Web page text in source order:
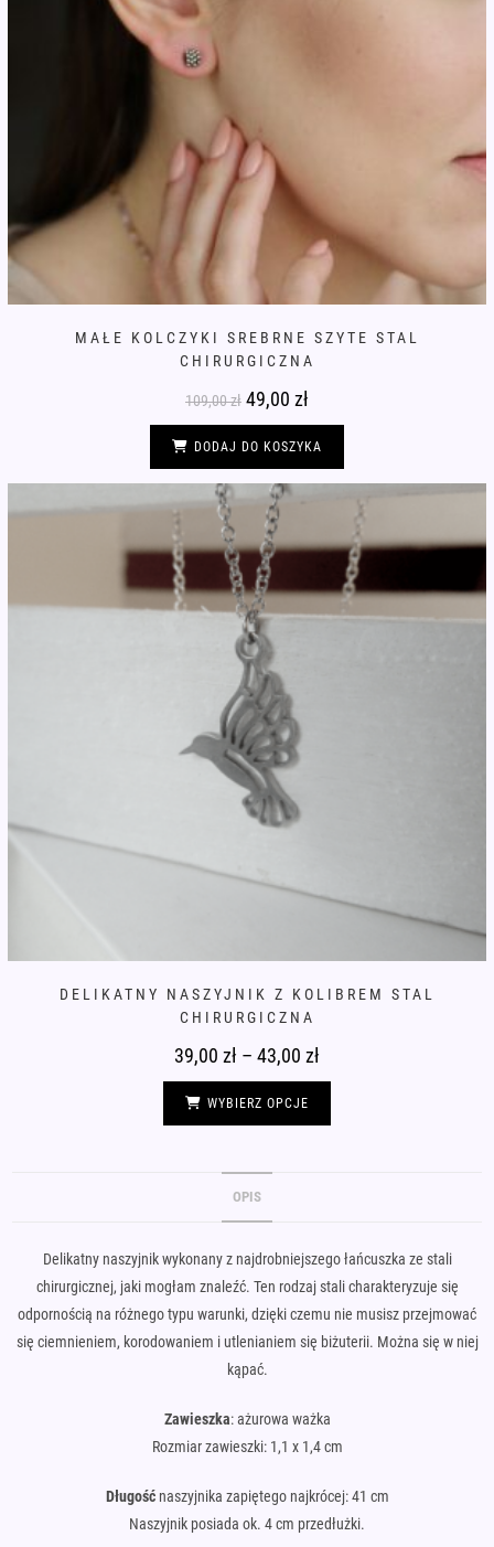
MAŁE KOLCZYKI SREBRNE SZYTE STAL
CHIRURGICZNA
109,00zł Pierwotna
cena
wynosiła:
109,00 zł.
49,00 zł
wynosi:
49,00 zł.
DODAJ DO KOSZYKA
DELIKATNY NASZYJNIK Z KOLIBREM STAL
CHIRURGICZNA
39,00 zł – 43,00 zł
od
43,00 zł
WYBIERZ OPCJE
OPIS
Delikatny naszyjnik wykonany z najdrobniejszego łańcuszka ze stali
chirurgicznej, jaki mogłam znaleźć. Ten rodzaj stali charakteryzuje się
odpornością na różnego typu warunki, dzięki czemu nie musisz przejmować
się ciemnieniem, korodowaniem i utlenianiem się biżuterii. Można się w niej
kąpać.
Zawieszka: ażurowa ważka
Rozmiar zawieszki: 1,1 x 1,4 cm
Długośćnaszyjnika zapiętego najkrócej: 41 cm
Naszyjnik posiada ok. 4 cm przedłużki.